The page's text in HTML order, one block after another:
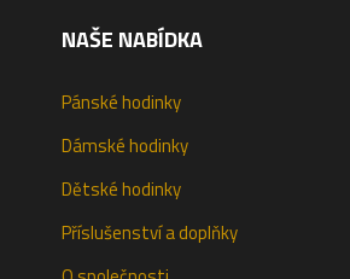
NAŠE NABÍDKA
Pánské hodinky
Dámské hodinky
Dětské hodinky
Příslušenství a doplňky